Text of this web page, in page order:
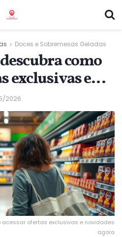
Doces e Sobremesas Geladas
como
exclusivas e
2026
ofertas exclusivas e novidades
agora